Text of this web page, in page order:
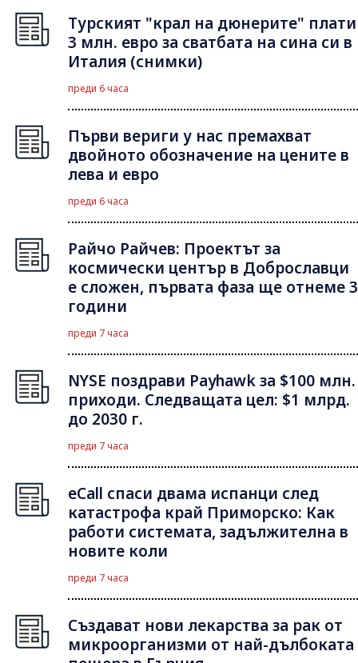
Турският "крал на дюнерите" плати
3 млн. евро за сватбата на сина си в
Италия (снимки)
преди 6 часа
Първи вериги у нас премахват
двойното обозначение на цените в
лева и евро
преди 6 часа
Райчо Райчев: Проектът за
космически център в Доброславци
е сложен, първата фаза ще отнеме 3
години
преди 7 часа
NYSE поздрави Payhawk за $100 млн.
приходи. Следващата цел: $1 млрд.
до 2030 г.
преди 7 часа
eCall спаси двама испанци след
катастрофа край Приморско: Как
работи системата, задължителна в
новите коли
преди 7 часа
Създават нови лекарства за рак от
микроорганизми от най-дълбоката